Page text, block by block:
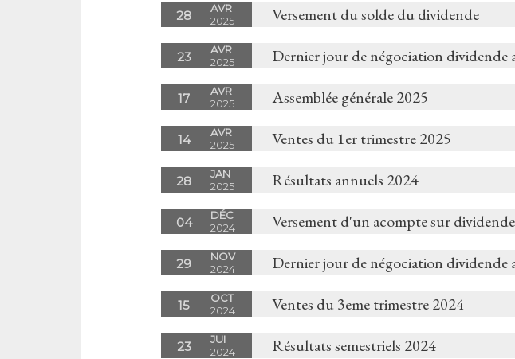
28
AVR
2025
Versement du solde du dividende
23
AVR
2025
Dernier jour de négociation dividende
17
AVR
2025
Assemblée générale 2025
14
AVR
2025
Ventes du 1er trimestre 2025
28
JAN
2025
Résultats annuels 2024
04
DÉC
2024
Versement d'un acompte sur dividende
29
NOV
2024
Dernier jour de négociation dividende
15
OCT
2024
Ventes du 3eme trimestre 2024
23
JUI
2024
Résultats semestriels 2024